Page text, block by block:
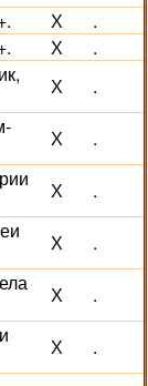
Х
.
Х
.
Х .
Х .
Х .
Х .
Х .
Х .